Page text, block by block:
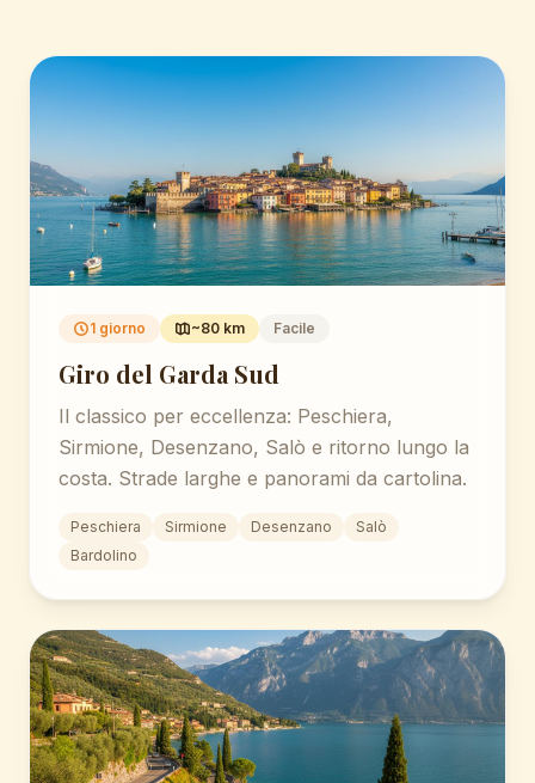
1 giorno ~80 km Facile
Giro del Garda Sud
Il classico per eccellenza: Peschiera,
Sirmione, Desenzano, Salò e ritorno lungo la
costa. Strade larghe e panorami da cartolina.
Peschiera Sirmione Desenzano
Salò
Bardolino